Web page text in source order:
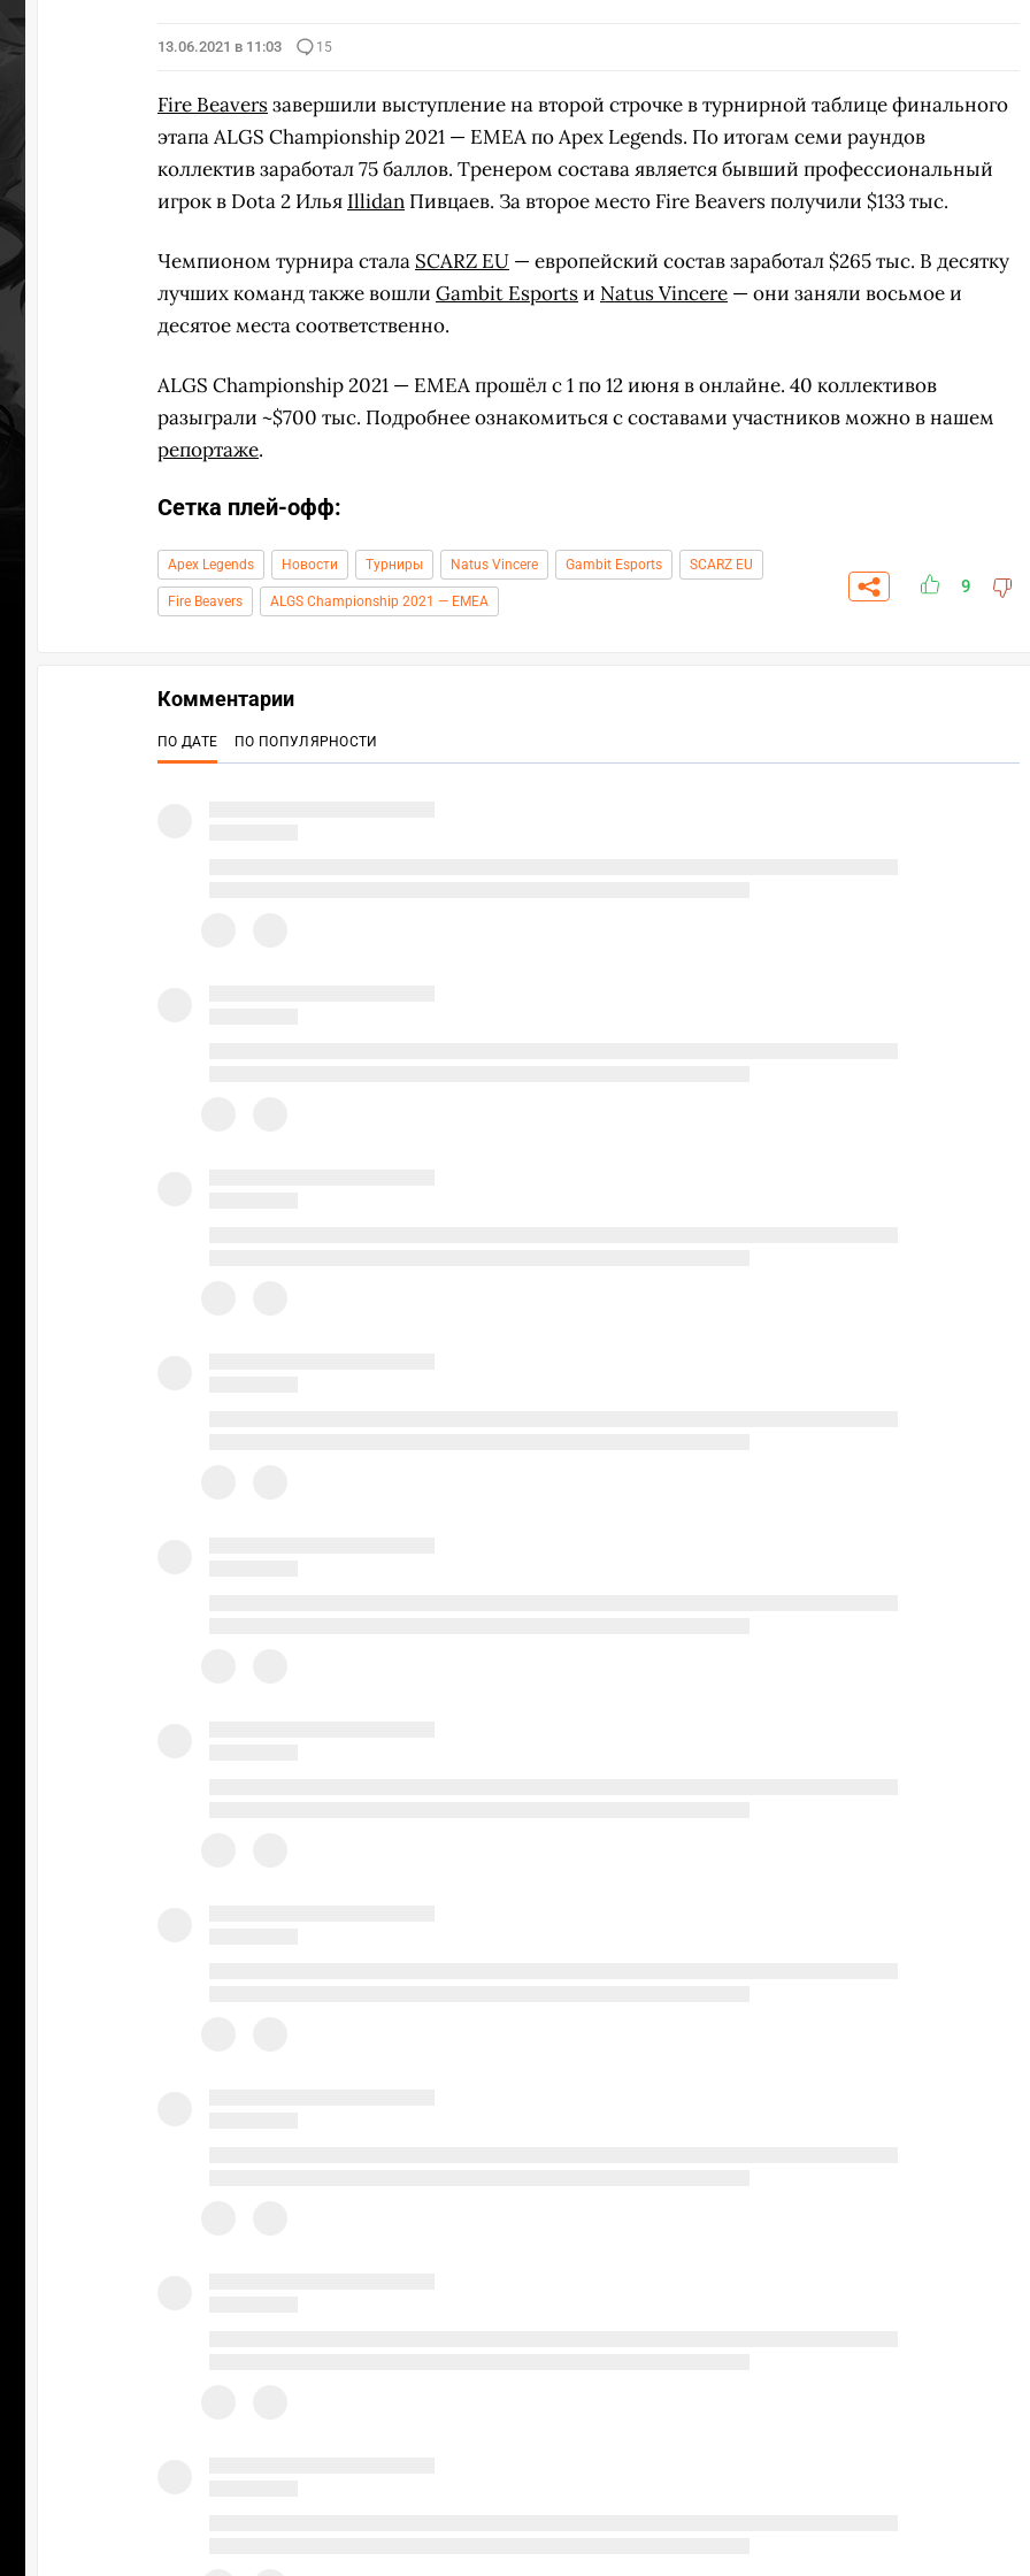
13.06.2021 в 11:03 15
Fire Beaversзавершили выступление на второй строчке в турнирной таблице финального
этапа ALGS Championship 2021 — EMEA по Apex Legends. По итогам семи раундов
коллектив заработал 75 баллов. Тренером состава является бывший профессиональный
игрок в Dota 2 Илья Illidan Пивцаев. За второе место Fire Beavers получили $133 тыс.
Чемпионом турнира стала SCARZ EU — европейский состав заработал $265 тыс. В десятку
лучших команд также вошли Gambit Esportsи Natus Vincere — они заняли восьмое и
десятое места соответственно.
ALGS Championship 2021 — EMEA прошёл с 1 по 12 июня в онлайне. 40 коллективов
разыграли ~$700 тыс. Подробнее ознакомиться с составами участников можно в нашем
репортаже.
Сетка плей-офф:
Apex Legends Новости Турниры Natus Vincere Gambit Esports SCARZ EU
Fire Beavers ALGS Championship 2021 — EMEA
9
Комментарии
ПО ДАТЕ ПО ПОПУЛЯРНОСТИ